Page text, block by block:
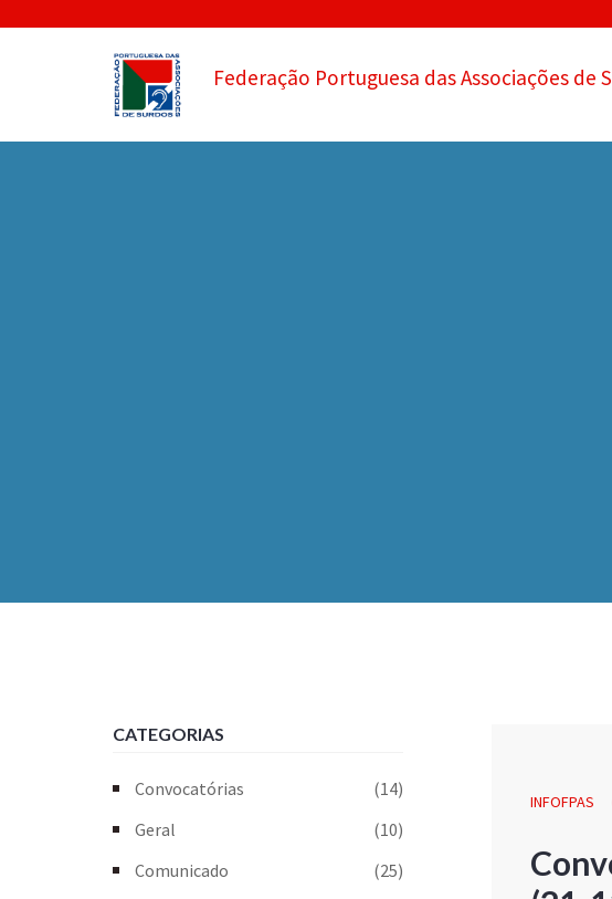
Federação Portuguesa das Associações de
INFOFPAS
CATEGORIAS
Convocatórias
(14)
Geral
(10)
Comunicado
(25)